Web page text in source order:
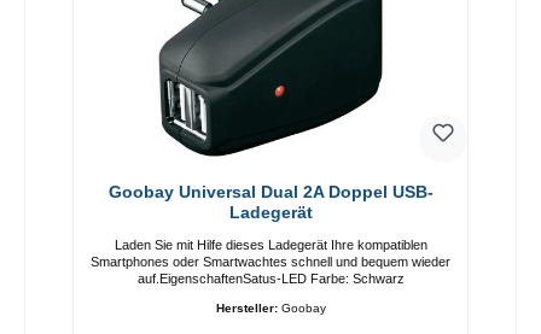
Goobay Universal Dual 2A Doppel USB-
Ladegerät
Laden Sie mit Hilfe dieses Ladegerät Ihre kompatiblen
Smartphones oder Smartwachtes schnell und bequem wieder
auf.EigenschaftenSatus-LED Farbe: Schwarz
Hersteller: Goobay